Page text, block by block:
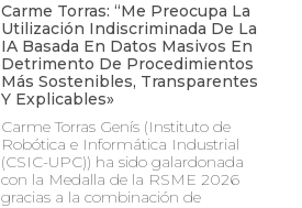
Carme Torras: “Me Preocupa La
Utilización Indiscriminada De La
IA Basada En Datos Masivos En
Detrimento De Procedimientos
Más Sostenibles, Transparentes
Y Explicables»
Carme Torras Genís (Instituto de
Robótica e Informática Industrial
(CSIC-UPC)) ha sido galardonada
con la Medalla de la RSME 2026
gracias a la combinación de